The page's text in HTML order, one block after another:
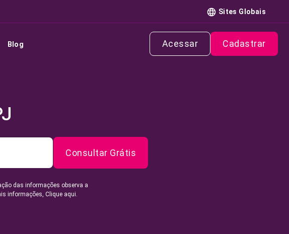
Sites Globais
Blog Acessar Cadastrar
Consultar Grátis
das informações observa a
informações, Clique aqui.